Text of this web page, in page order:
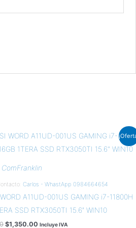
ComFranklin
Carlos - WhastApp 0984664654
A11UD-001US GAMING i7-11800H
SSD RTX3050TI 15.6″ WIN10
El
precio
original
$1,490.00.
$1,350.00
El
precio
actual
$1,350.00.
Incluye IVA